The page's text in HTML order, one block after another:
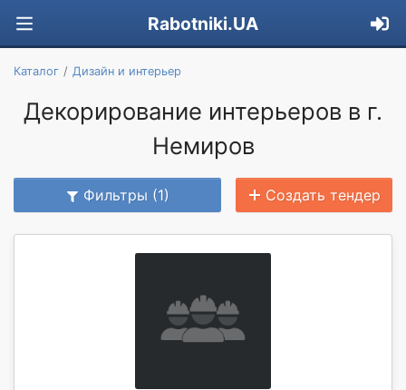
Rabotniki.UA
Каталог Дизайн и интерьер
Декорирование интерьеров в г.
Немиров
Фильтры (1) Создать тендер